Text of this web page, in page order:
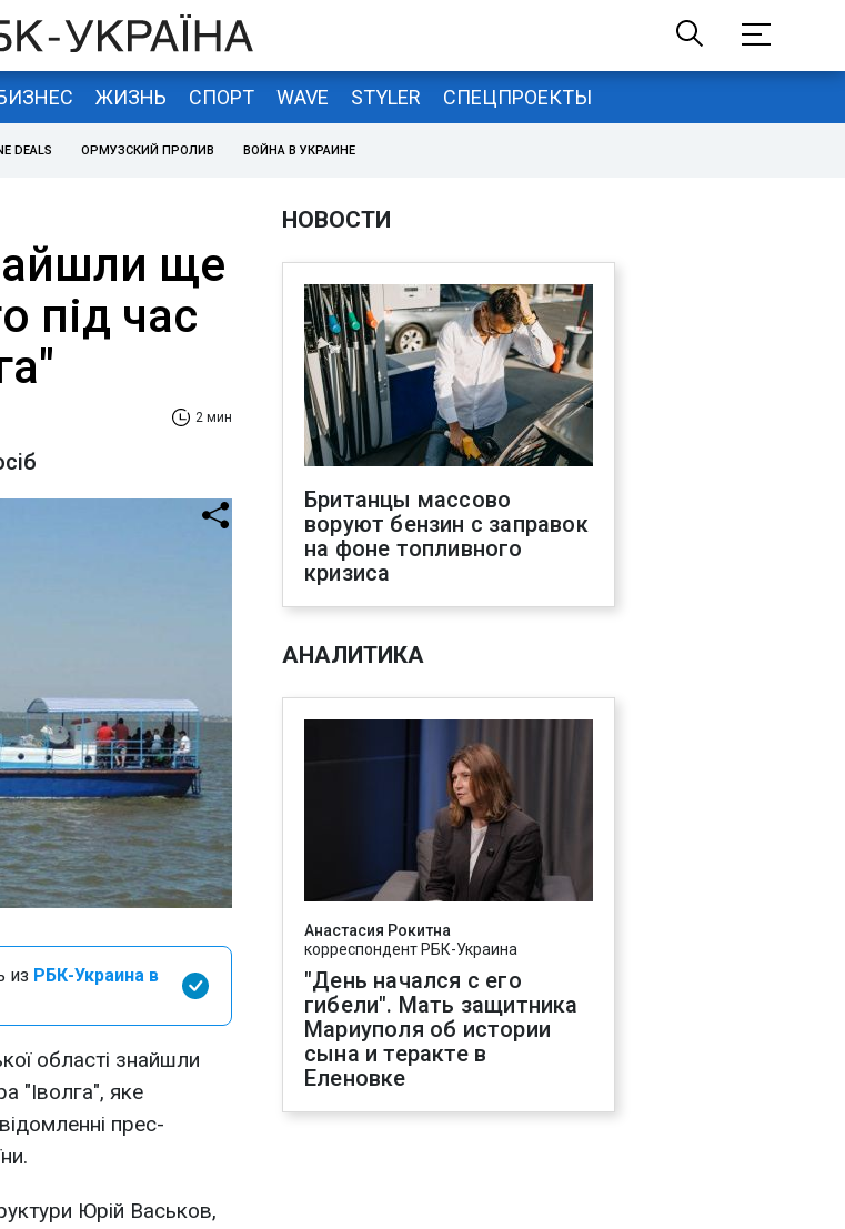
ЖИЗНЬ СПОРТ WAVE STYLER СПЕЦПРОЕКТЫ
DEALS ОРМУЗСКИЙ ПРОЛИВ ВОЙНА В УКРАИНЕ
ще
під час
2 мин
из РБК-Украина в
області знайшли
"Іволга", яке
прес-
Юрій Васьков,
НОВОСТИ
Британцы массово
воруют бензин с заправок
на фоне топливного
кризиса
АНАЛИТИКА
Анастасия Рокитна
корреспондент РБК-Украина
"День начался с его
гибели". Мать защитника
Мариуполя об истории
сына и теракте в
Еленовке